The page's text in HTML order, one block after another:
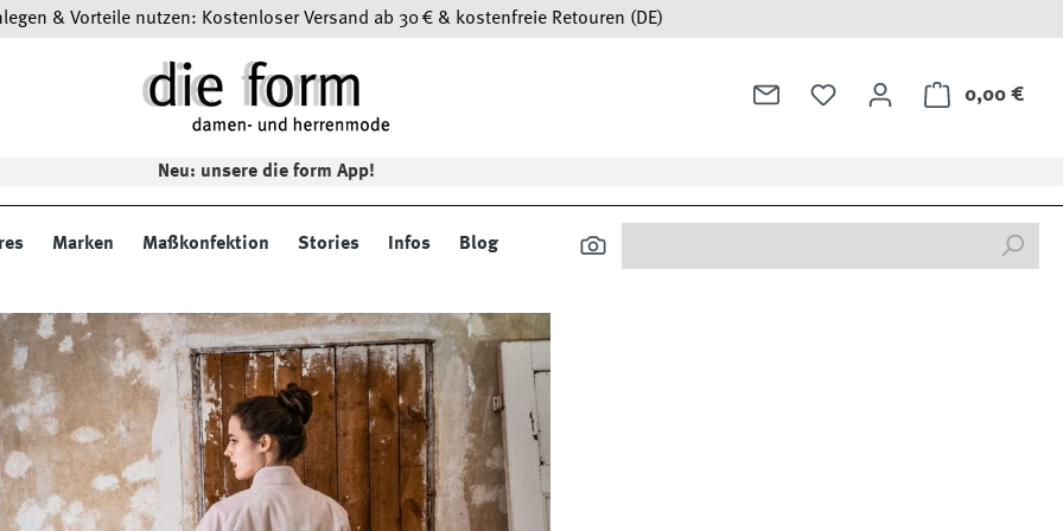
& Vorteile nutzen: Kostenloser Versand ab 30 € & kostenfreie Retouren (DE)
0,00 €
Neu: unsere die form App!
Marken Maßkonfektion Stories Infos Blog